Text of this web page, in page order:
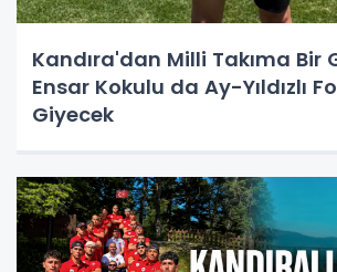
Kandıra'dan Milli Takıma Bir
Ensar Kokulu da Ay-Yıldızlı
Giyecek